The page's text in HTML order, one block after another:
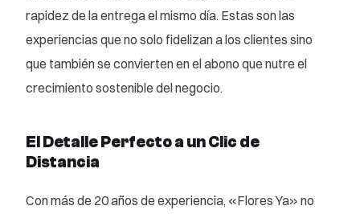
rapidez de la entrega el mismo día. Estas son las
experiencias que no solo fidelizan a los clientes sino
que también se convierten en el abono que nutre el
crecimiento sostenible del negocio.
El Detalle Perfecto a un Clic de
Distancia
Con más de 20 años de experiencia, «Flores Ya» no